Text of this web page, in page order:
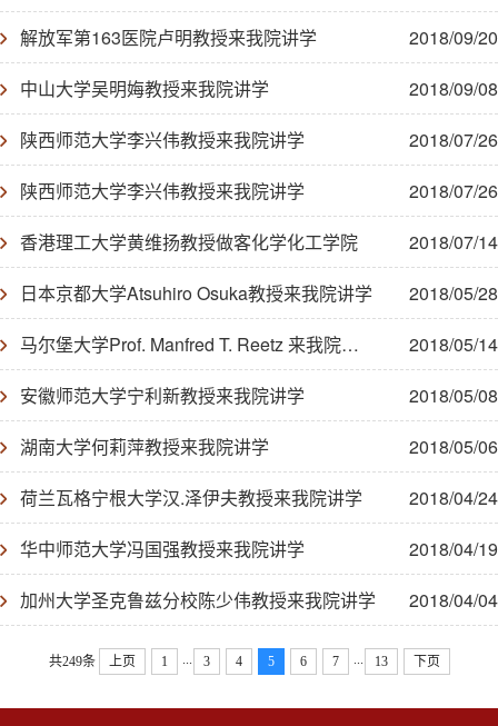
2018/09/20
解放军第163医院卢明教授来我院讲学
2018/09/08
中山大学吴明娒教授来我院讲学
2018/07/26
陕西师范大学李兴伟教授来我院讲学
2018/07/26
陕西师范大学李兴伟教授来我院讲学
2018/07/14
香港理工大学黄维扬教授做客化学化工学院
2018/05/28
日本京都大学Atsuhiro Osuka教授来我院讲学
2018/05/14
马尔堡大学Prof. Manfred T. Reetz 来我院讲学
2018/05/08
安徽师范大学宁利新教授来我院讲学
2018/05/06
湖南大学何莉萍教授来我院讲学
2018/04/24
荷兰瓦格宁根大学汉.泽伊夫教授来我院讲学
2018/04/19
华中师范大学冯国强教授来我院讲学
2018/04/04
加州大学圣克鲁兹分校陈少伟教授来我院讲学
共249条 上页 1 ... 3 4 5 6 7 ... 13 下页